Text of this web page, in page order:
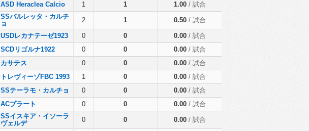
ASD Heraclea Calcio 1 1 1.00/ 試合
SSバルレッタ・カルチ
ョ
2 1 0.50/ 試合
USDレカナテーゼ1923 0 0 0.00/ 試合
SCDリゴルナ1922 0 0 0.00/ 試合
カサテス 0 0 0.00/ 試合
トレヴィーゾFBC 1993 1 0 0.00/ 試合
SSテーラモ・カルチョ 0 0 0.00/ 試合
ACプラート 0 0 0.00/ 試合
SSイスキア・イソーラ
ヴェルデ
0 0 0.00/ 試合